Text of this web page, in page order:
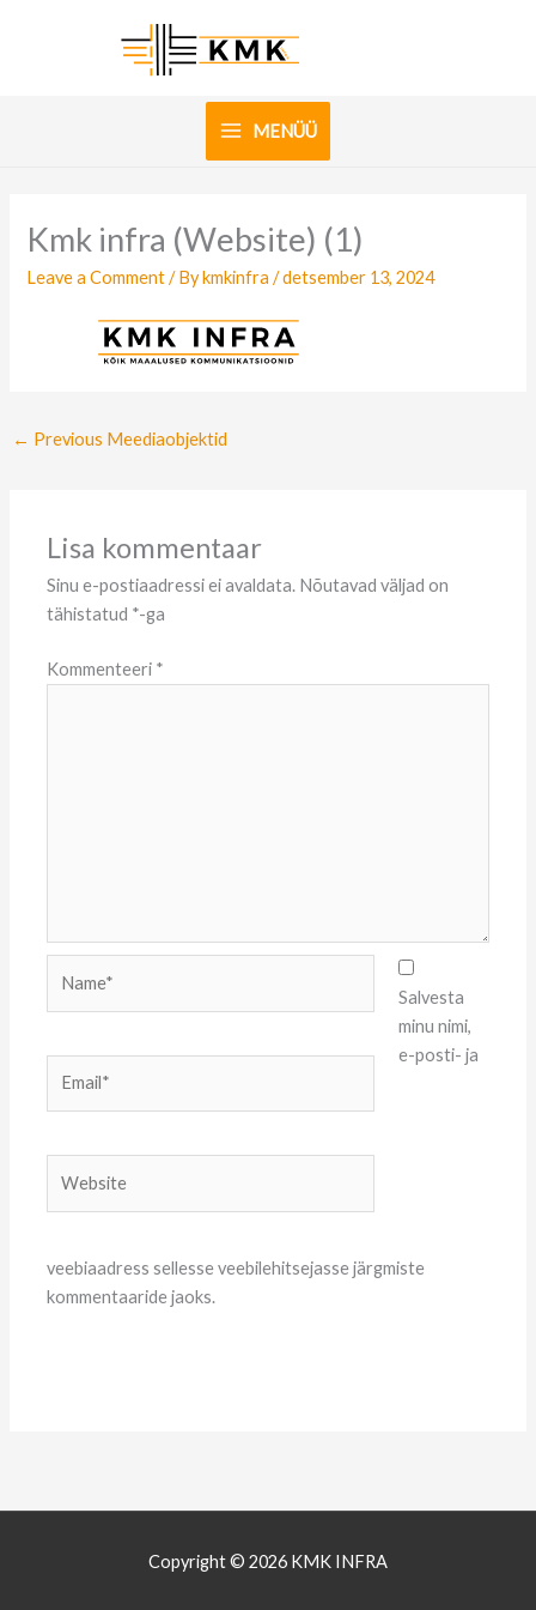
MENÜÜ
Kmk infra (Website) (1)
Leave a Comment / Bykmkinfra/detsember 13, 2024
← Previous Meediaobjektid
Lisa kommentaar
Sinu e-postiaadressi ei avaldata. Nõutavad väljad on
tähistatud *-ga
Kommenteeri *
Salvesta
minu nimi,
e-posti- ja
veebiaadress sellesse veebilehitsejasse järgmiste
kommentaaride jaoks.
Copyright © 2026 KMK INFRA